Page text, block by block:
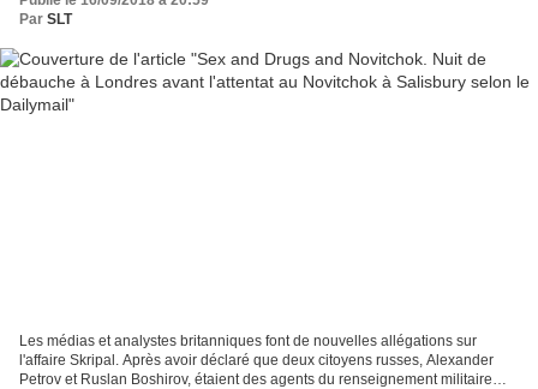
Par SLT
Les médias et analystes britanniques font de nouvelles allégations sur
l'affaire Skripal. Après avoir déclaré que deux citoyens russes, Alexander
Petrov et Ruslan Boshirov, étaient des agents du renseignement militaire